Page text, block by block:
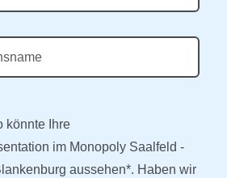
könnte Ihre
im Monopoly Saalfeld -
aussehen*. Haben wir